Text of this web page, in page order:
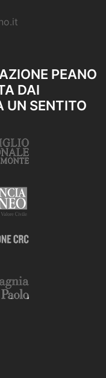
PEANO
DAI
UN SENTITO